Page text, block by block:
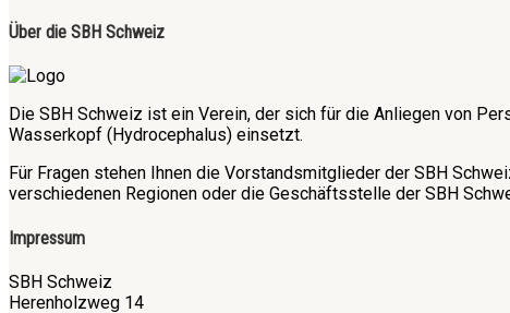
Über die SBH Schweiz
Die SBH Schweiz ist ein Verein, der sich für die Anliegen von
Wasserkopf (Hydrocephalus) einsetzt.
Für Fragen stehen Ihnen die Vorstandsmitglieder der SBH
verschiedenen Regionen oder die Geschäftsstelle der SBH
Impressum
SBH Schweiz
Herenholzweg 14